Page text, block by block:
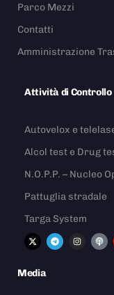
Parco Mezzi
Contatti
Amministrazione
Attività di Controllo
Autovelox e
Alcol test e Drug
N.O.P.P. – Nucleo
Pattuglia stradale
Targa System
Media